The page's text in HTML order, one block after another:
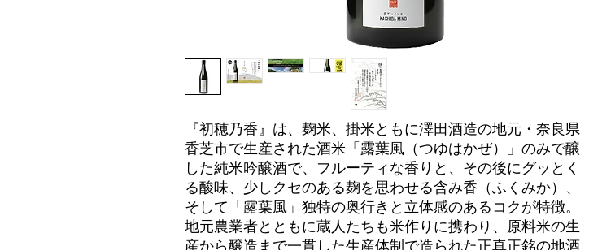
『初穂乃香』は、麹米、掛米ともに澤田酒造の地元・奈良県
香芝市で生産された酒米「露葉風（つゆはかぜ）」のみで醸
した純米吟醸酒で、フルーティな香りと、その後にグッとく
る酸味、少しクセのある麹を思わせる含み香（ふくみか）、
そして「露葉風」独特の奥行きと立体感のあるコクが特徴。
地元農業者とともに蔵人たちも米作りに携わり、原料米の生
産から醸造まで一貫した生産体制で造られた正真正銘の地酒